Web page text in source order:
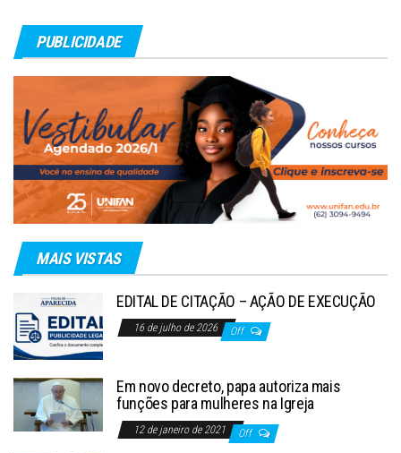
PUBLICIDADE
MAIS VISTAS
EDITAL DE CITAÇÃO – AÇÃO DE EXECUÇÃO
16 de julho de 2026 Off
Em novo decreto, papa autoriza mais
funções para mulheres na Igreja
12 de janeiro de 2021 Off